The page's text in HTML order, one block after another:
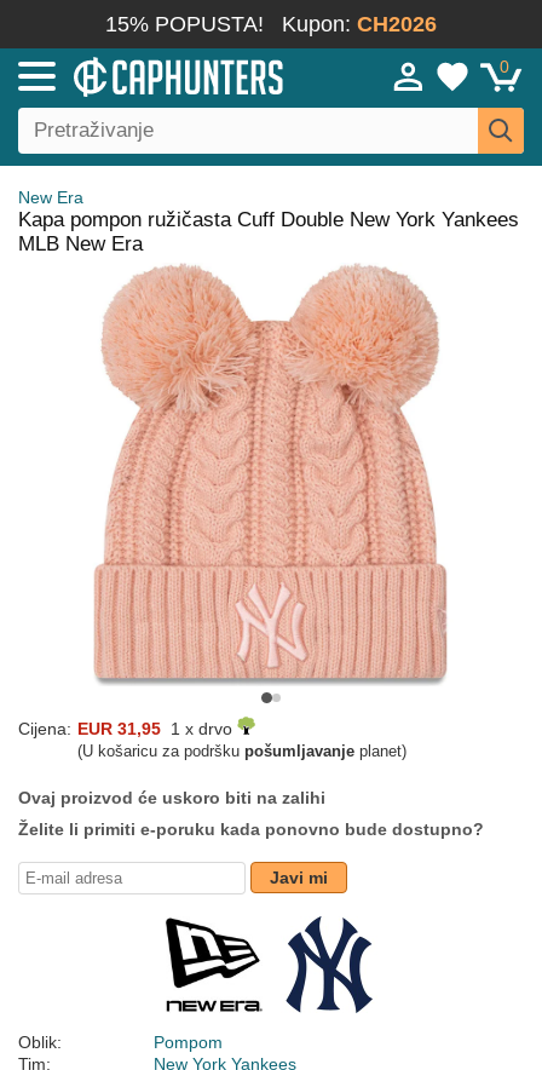
15% POPUSTA! Kupon: CH2026
0
New Era
Kapa pompon ružičasta Cuff Double New York Yankees
MLB New Era
Cijena: EUR 31,95 1 x drvo
(U košaricu za podršku pošumljavanje planet)
Ovaj proizvod će uskoro biti na zalihi
Želite li primiti e-poruku kada ponovno bude dostupno?
Javi mi
Oblik:
Pompom
Tim:
New York Yankees